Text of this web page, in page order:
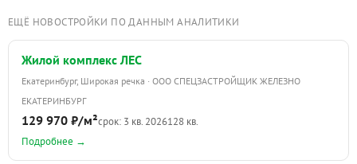
ЕЩЁ НОВОСТРОЙКИ ПО ДАННЫМ АНАЛИТИКИ
Жилой комплекс ЛЕС
Екатеринбург, Широкая речка · ООО СПЕЦЗАСТРОЙЩИК ЖЕЛЕЗНО
ЕКАТЕРИНБУРГ
129 970 ₽/м²срок: 3 кв. 2026128 кв.
Подробнее →